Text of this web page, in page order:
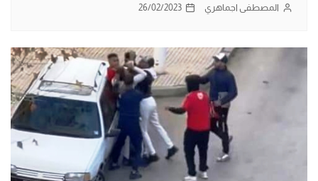
المصطفى اجماهري 26/02/2023